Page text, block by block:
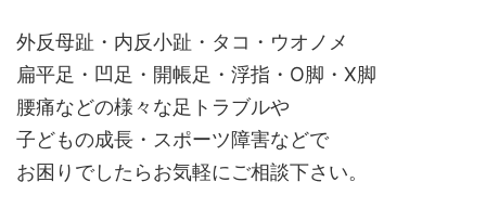
外反母趾・内反小趾・タコ・ウオノメ
扁平足・凹足・開帳足・浮指・O脚・X脚
腰痛などの様々な足トラブルや
子どもの成長・スポーツ障害などで
お困りでしたらお気軽にご相談下さい。